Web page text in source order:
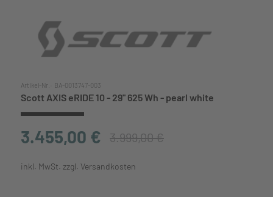
Artikel-Nr.: BA-0013747-003
Scott AXIS eRIDE 10 - 29" 625 Wh - pearl white
3.455,00 € 3.999,00 €
inkl. MwSt. zzgl. Versandkosten